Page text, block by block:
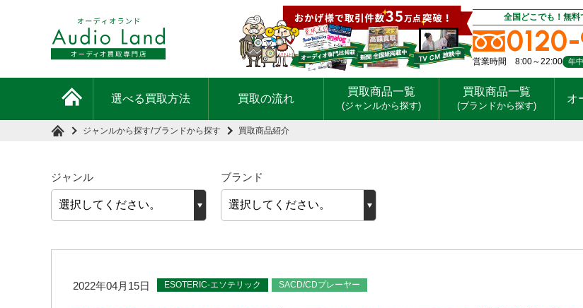
全国どこでも！無料
営業時間 8:00～22:00 年
選べる買取方法 買取の流れ
買取商品一覧
(ジャンルから探す)
買取商品一覧
(ブランドから探す)
オ
ジャンルから探す/ブランドから探す 買取商品紹介
ジャンル ブランド
2022年04月15日 ESOTERIC-エソテリック SACD/CDプレーヤー